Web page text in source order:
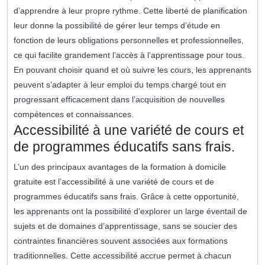
d’apprendre à leur propre rythme. Cette liberté de planification
leur donne la possibilité de gérer leur temps d’étude en
fonction de leurs obligations personnelles et professionnelles,
ce qui facilite grandement l’accès à l’apprentissage pour tous.
En pouvant choisir quand et où suivre les cours, les apprenants
peuvent s’adapter à leur emploi du temps chargé tout en
progressant efficacement dans l’acquisition de nouvelles
compétences et connaissances.
Accessibilité à une variété de cours et
de programmes éducatifs sans frais.
L’un des principaux avantages de la formation à domicile
gratuite est l’accessibilité à une variété de cours et de
programmes éducatifs sans frais. Grâce à cette opportunité,
les apprenants ont la possibilité d’explorer un large éventail de
sujets et de domaines d’apprentissage, sans se soucier des
contraintes financières souvent associées aux formations
traditionnelles. Cette accessibilité accrue permet à chacun